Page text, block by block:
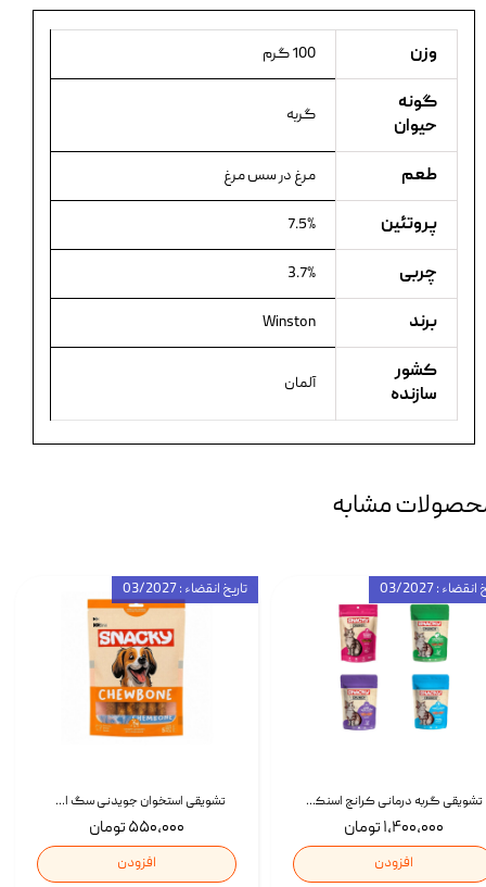
وزن 100 گرم
گونه
حیوان
گربه
طعم مرغ در سس مرغ
پروتئین 7.5%
چربی 3.7%
برند Winston
کشور
سازنده
آلمان
مشابه
تشویقی استخوان جویدنی سگ اسنکی کرانچی با طعم مرغ Snacky Crunchy Munchy وزن 100 گرم
۵۵۰,۰۰۰ تومان
افزودن
تاریخ انقضاء : 03/2027
تشویقی گربه درمانی کرانچ اسنکی با طعم میکس Snacky Crunch Cat Treats وزن 60 گرم بسته 4 عددی
۱,۴۰۰,۰۰۰ تومان
افزودن
: 03/2027